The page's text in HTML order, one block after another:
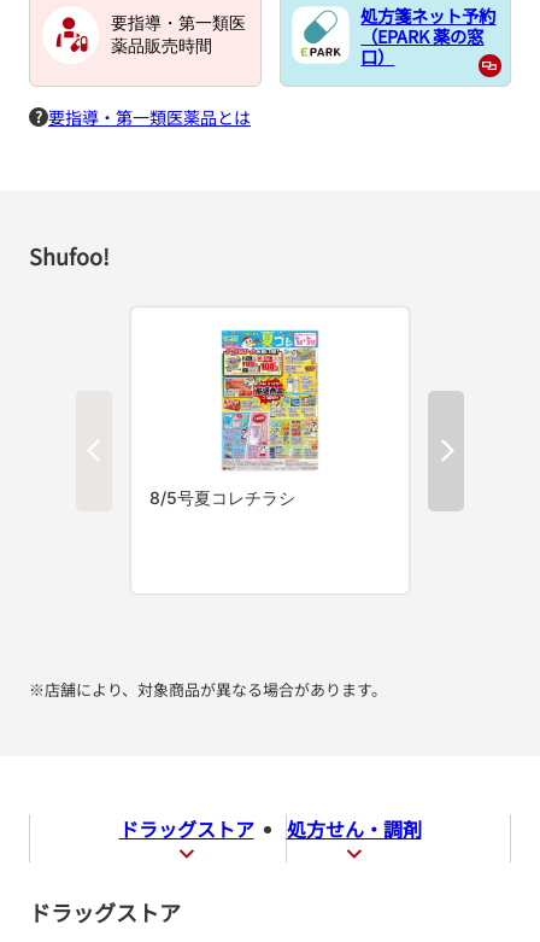
要指導・第一類医
薬品販売時間
処方箋ネット予約
（EPARK 薬の窓
口）
要指導・第一類医薬品とは
Shufoo!
※店舗により、対象商品が異なる場合があります。
ドラッグストア 処方せん・調剤
ドラッグストア